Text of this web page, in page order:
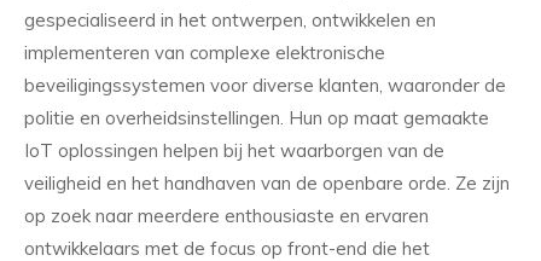
gespecialiseerd in het ontwerpen, ontwikkelen en
implementeren van complexe elektronische
beveiligingssystemen voor diverse klanten, waaronder de
politie en overheidsinstellingen. Hun op maat gemaakte
IoT oplossingen helpen bij het waarborgen van de
veiligheid en het handhaven van de openbare orde. Ze zijn
op zoek naar meerdere enthousiaste en ervaren
ontwikkelaars met de focus op front-end die het